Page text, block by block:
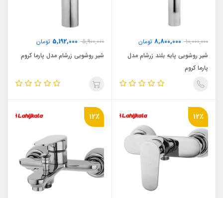
10,000,000
8,800,000 تومان
شیر روشویی پایه بلند زرشام مدل
پارما کروم
5,900,000
5,192,000 تومان
شیر روشویی زرشام مدل پارما کروم
12٪ 12٪